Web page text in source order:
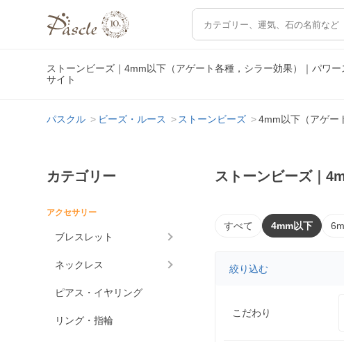
ストーンビーズ｜4mm以下（アゲート各種，シラー効果）｜パワ
サイト
パスクル ビーズ・ルース ストーンビーズ 4mm以下（アゲー
カテゴリー
アクセサリー
ブレスレット
ネックレス
ピアス・イヤリング
リング・指輪
ストーンビーズ｜
すべて 4mm以下
絞り込む
こだわり